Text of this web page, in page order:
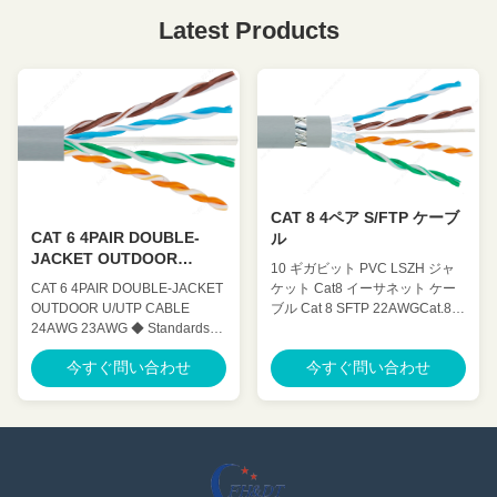
Latest Products
CAT 6 4PAIR DOUBLE-
JACKET OUTDOOR
U/UTP CABLE
CAT 6 4PAIR DOUBLE-JACKET
OUTDOOR U/UTP CABLE
24AWG 23AWG ◆ Standards
UL Subject 444,ANSI/TIA
568.2.D , ISO / IEC 11801, IEC
61156-5 ,YD/T 1019 ◆
BASE-TX 100VG-AnyLAN 1000
今すぐ問い合わせ
CAT 8 4ペア S/FTP ケーブ
ル
10 ギガビット PVC LSZH ジャ
ケット Cat8 イーサネット ケー
ブル Cat 8 SFTP 22AWGCat.8
ンデックス LAN ケーブル ◆規
格 UL サブジェクト 444、
ANSI/TIA 568.2.D、 ISO / IEC
1019 ◆応用 100BASE-
BASE-TX 155MbpsのATM 622
今すぐ問い合わせ